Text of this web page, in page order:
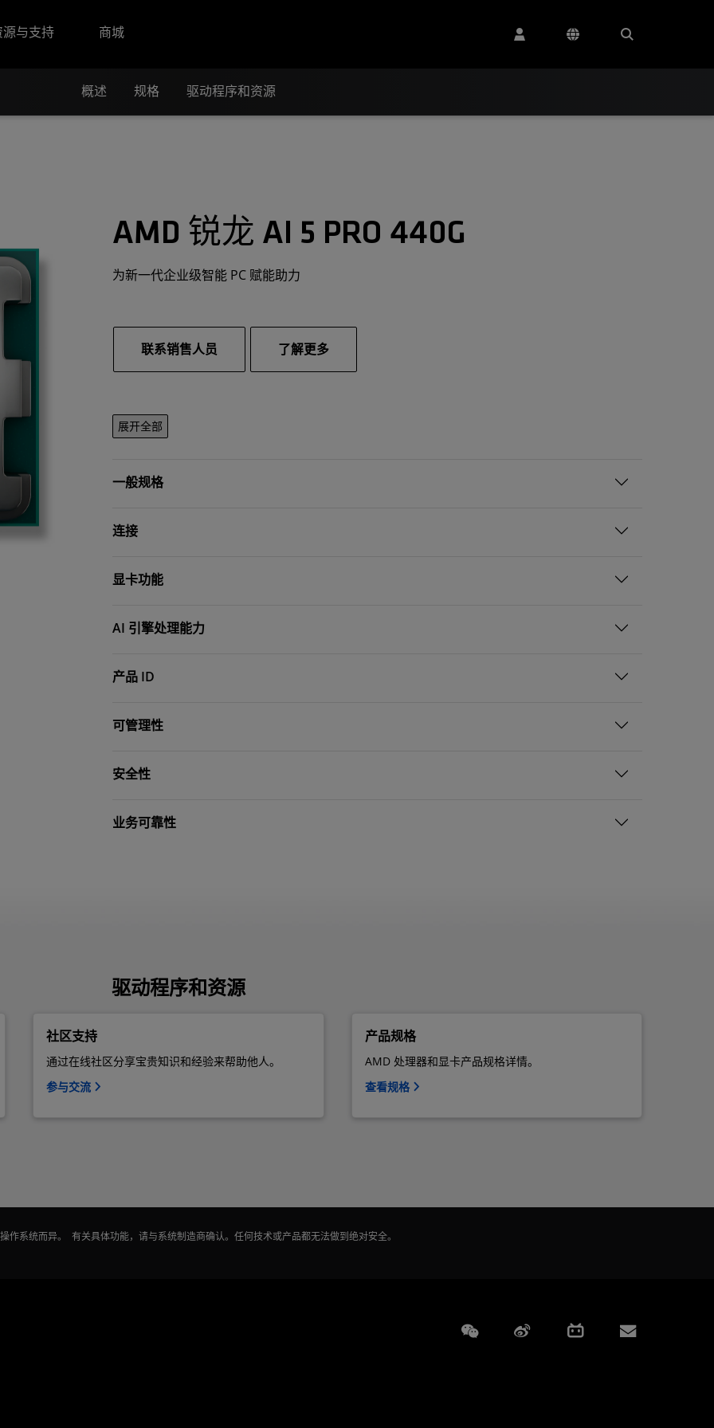
源与支持 商城
概述 规格 驱动程序和资源
AMD 锐龙 AI 5 PRO 440G
为新一代企业级智能 PC 赋能助力
联系销售人员 了解更多
展开全部
一般规格
连接
显卡功能
AI 引擎处理能力
产品 ID
可管理性
安全性
业务可靠性
驱动程序和资源
社区支持
通过在线社区分享宝贵知识和经验来帮助他人。
参与交流
产品规格
AMD 处理器和显卡产品规格详情。
查看规格
系统而异。 有关具体功能，请与系统制造商确认。任何技术或产品都无法做到绝对安全。
Weixin Weibo Bilibili